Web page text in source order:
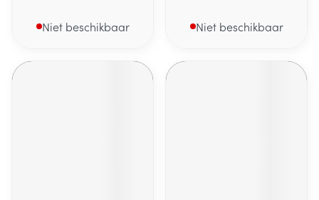
Niet beschikbaar Niet beschikbaar